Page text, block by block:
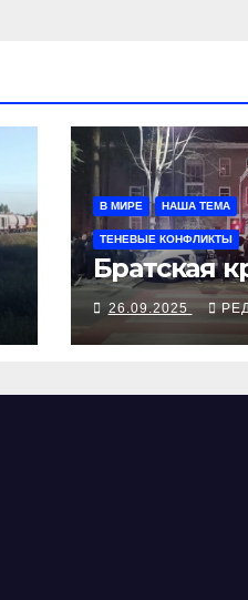
В МИРЕ НАША ТЕМА
ТЕНЕВЫЕ КОНФЛИКТЫ
Братская
26.09.2025